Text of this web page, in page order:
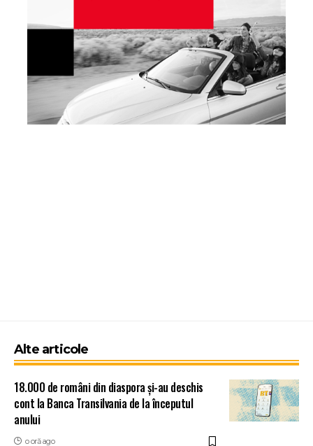
Alte articole
18.000 de români din diaspora și-au deschis
cont la Banca Transilvania de la începutul
anului
o oră ago